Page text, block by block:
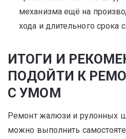
механизма ещё на
хода и длительного срока
ИТОГИ И
ПОДОЙТИ К
С УМОМ
Ремонт жалюзи и рулонных
можно выполнить